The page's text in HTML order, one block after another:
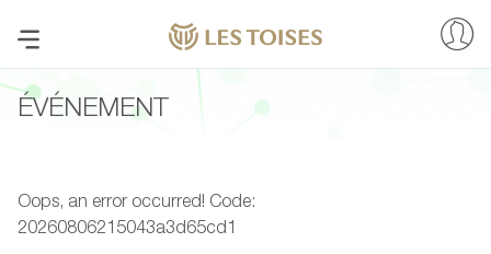
ÉVÉNEMENT
Oops, an error occurred! Code:
20260806215043a3d65cd1